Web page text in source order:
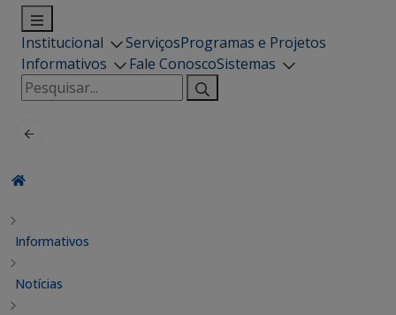
Institucional ServiçosProgramas e Projetos
Informativos
Fale ConoscoSistemas
Pesquisar
por:
Informativos
Notícias